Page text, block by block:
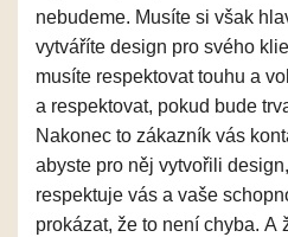
nebudeme. Musíte si však
vytváříte design pro svého
musíte respektovat touhu a
a respektovat, pokud bude
Nakonec to zákazník vás
abyste pro něj vytvořili
respektuje vás a vaše
prokázat, že to není chyba. A